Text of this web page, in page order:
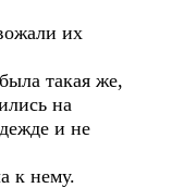
их
такая же,
на
и не
к нему.